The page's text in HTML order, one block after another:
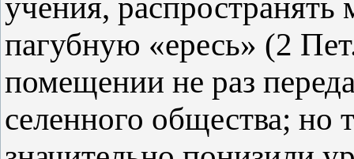
учения,
пагубную «ересь» (2
помещении не раз
селенного общества; но